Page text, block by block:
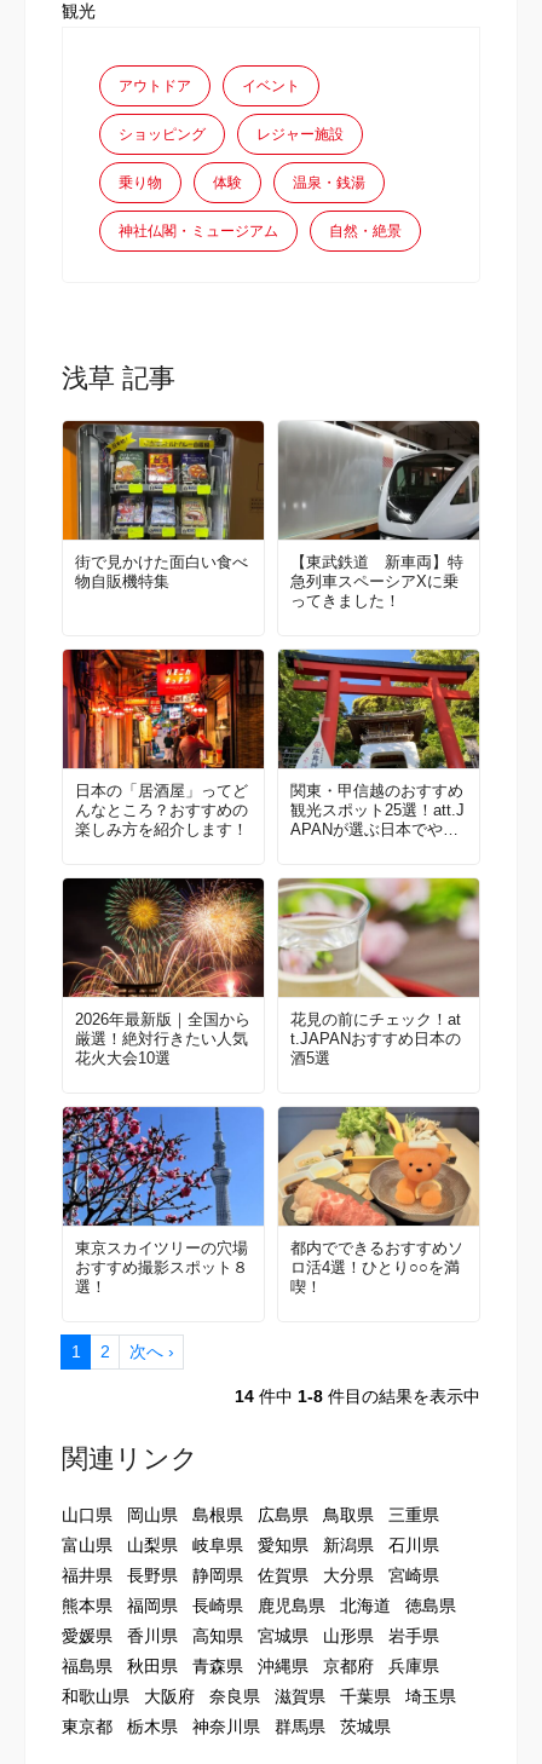
観光
アウトドア イベント
ショッピング レジャー施設
乗り物 体験 温泉・銭湯
神社仏閣・ミュージアム 自然・絶景
浅草 記事
街で見かけた面白い食べ
物自販機特集
【東武鉄道 新車両】特
急列車スペーシアXに乗
ってきました！
日本の「居酒屋」ってど
んなところ？おすすめの
楽しみ方を紹介します！
関東・甲信越のおすすめ
観光スポット25選！att.J
APANが選ぶ日本でやっ
2026年最新版｜全国から
厳選！絶対行きたい人気
花火大会10選
花見の前にチェック！at
t.JAPANおすすめ日本の
酒5選
東京スカイツリーの穴場
おすすめ撮影スポット８
選！
都内でできるおすすめソ
ロ活4選！ひとり○○を満
喫！
1 2 次へ ›
14 件中 1-8 件目の結果を表示中
関連リンク
山口県 岡山県 島根県 広島県 鳥取県
三重県
富山県
山梨県 岐阜県 愛知県 新潟県
石川県
福井県
長野県 静岡県 佐賀県 大分県
宮崎県
熊本県
福岡県 長崎県 鹿児島県 北海道
徳島県
愛媛県
香川県 高知県 宮城県 山形県
岩手県
福島県
秋田県 青森県 沖縄県 京都府
兵庫県
和歌山県
大阪府 奈良県 滋賀県 千葉県
埼玉県
東京都
栃木県 神奈川県 群馬県 茨城県